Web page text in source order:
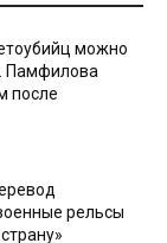
можно
Памфилова
после
рельсы